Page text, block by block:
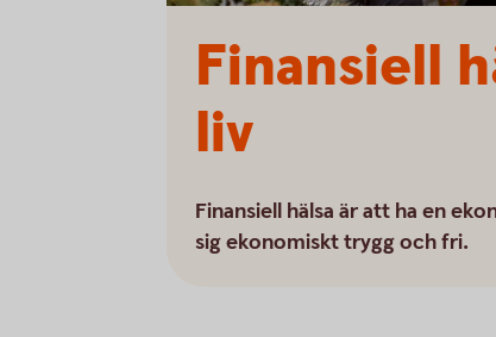
Finansiell
liv
Finansiell hälsa är att ha en
sig ekonomiskt trygg och fri.